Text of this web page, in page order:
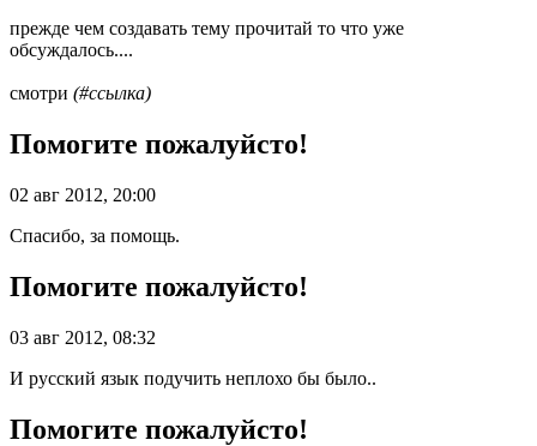
прежде чем создавать тему прочитай то что уже
обсуждалось....
смотри (#ссылка)
Помогите пожалуйсто!
02 авг 2012, 20:00
Спасибо, за помощь.
Помогите пожалуйсто!
03 авг 2012, 08:32
И русский язык подучить неплохо бы было..
Помогите пожалуйсто!